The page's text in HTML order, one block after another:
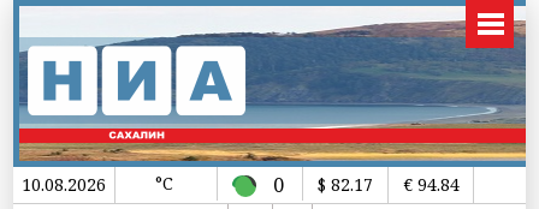
10.08.2026 °C 0 $ 82.17 € 94.84